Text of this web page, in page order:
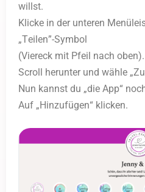
willst.
Klicke in der unteren
„Teilen”-Symbol
(Viereck mit Pfeil nach oben).
Scroll herunter und wähle
Nun kannst du „die App“
Auf „Hinzufügen“ klicken.